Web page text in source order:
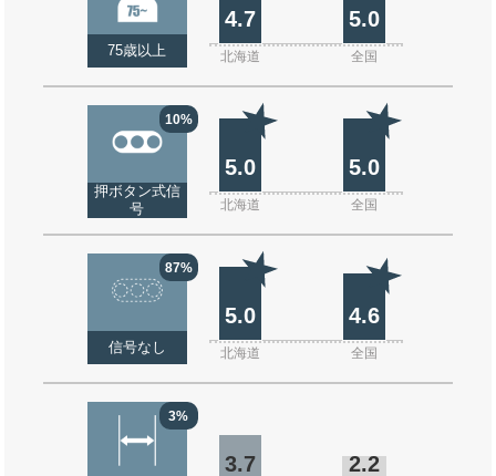
75歳以上
4.7 5.0
北海道 全国
10%
押ボタン式信
号
5.0 5.0
北海道 全国
87%
信号なし
5.0 4.6
北海道 全国
3%
3.7 2.2